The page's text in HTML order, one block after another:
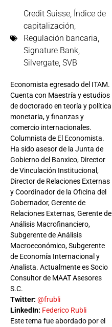
Credit Suisse, Índice de
capitalización,
Regulación bancaria,
Signature Bank,
Silvergate, SVB
Economista egresado del ITAM.
Cuenta con Maestría y estudios
de doctorado en teoría y política
monetaria, y finanzas y
comercio internacionales.
Columnista de El Economista.
Ha sido asesor de la Junta de
Gobierno del Banxico, Director
de Vinculación Institucional,
Director de Relaciones Externas
y Coordinador de la Oficina del
Gobernador, Gerente de
Relaciones Externas, Gerente de
Análisis Macrofinanciero,
Subgerente de Análisis
Macroeconómico, Subgerente
de Economía Internacional y
Analista. Actualmente es Socio
Consultor de MAAT Asesores
S.C.
Twitter: @frubli
LinkedIn: Federico Rubli
Este tema fue abordado por el